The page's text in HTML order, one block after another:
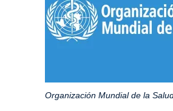
Organización Mundial de la